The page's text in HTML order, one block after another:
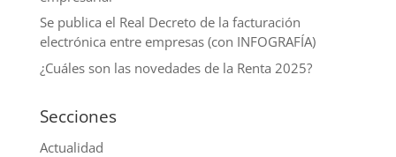
Se publica el Real Decreto de la facturación
electrónica entre empresas (con INFOGRAFÍA)
¿Cuáles son las novedades de la Renta 2025?
Secciones
Actualidad